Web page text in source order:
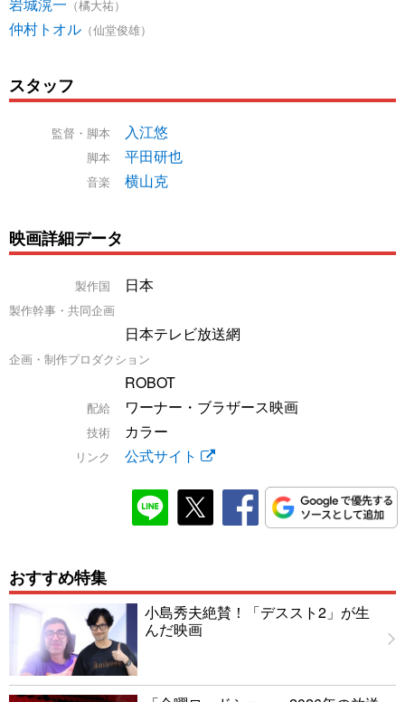
（橘大祐）
仲村トオル （仙堂俊雄）
スタッフ
監督・脚本 入江悠
脚本 平田研也
音楽 横山克
映画詳細データ
製作国 日本
製作幹事・共同企画
日本テレビ放送網
企画・制作プロダクション
ROBOT
配給 ワーナー・ブラザース映画
技術 カラー
リンク 公式サイト
おすすめ特集
小島秀夫絶賛！「デススト2」が生
んだ映画